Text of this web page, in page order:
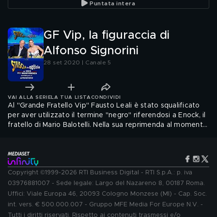
Puntata intera
GF Vip, la figuraccia di
Alfonso Signorini
28 set 2020 | Canale 5
VAI ALLA SERIE LA TUA LISTA CONDIVIDI
Al "Grande Fratello Vip" Fausto Leali è stato squalificato
per aver utilizzato il termine "negro" riferendosi a Enock, il
fratello di Mario Balotelli. Nella sua reprimenda al momento
Copyright ©1999-2026 RTI Business Digital - RTI S.p.A.: p. iva
03976881007 - Sede legale: Largo del Nazareno 8, 00187 Roma.
Uffici: Viale Europa 46, 20093 Cologno Monzese (MI) - Cap. Soc.
int. vers. € 500.000.007 - Gruppo MFE Media For Europe N.V. -
Tutti i diritti riservati. Rispetto ai contenuti trasmessi e/o